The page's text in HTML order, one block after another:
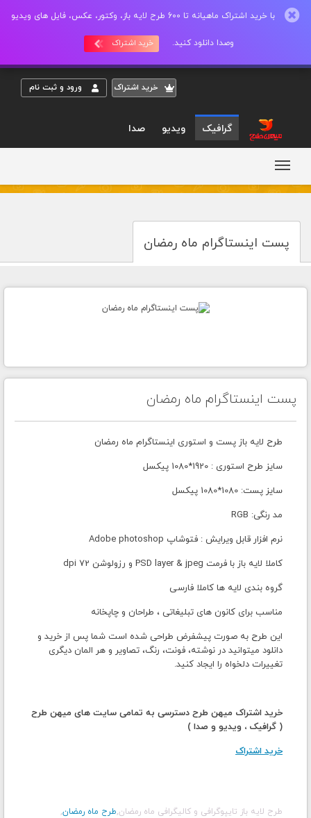
با خرید اشتراک ماهیانه تا 600 طرح لایه باز، وکتور، عکس، فایل های ویدیو
وصدا دانلود کنید. خرید اشتراک
خريد اشتراک ورود و ثبت نام
گرافیک ویدیو صدا
پست اینستاگرام ماه رمضان
پست اینستاگرام ماه رمضان
طرح لایه باز پست و استوری اینستاگرام ماه رمضان
سایز طرح استوری : 1920*1080 پیکسل
سایز پست: 1080*1080 پیکسل
مد رنگی: RGB
نرم افزار قابل ویرایش : فتوشاپ Adobe photoshop
کاملا لایه باز با فرمت PSD layer & jpeg و رزولوشن 72 dpi
گروه بندی لایه ها کاملا فارسی
مناسب برای کانون های تبلیغاتی ، طراحان و چاپخانه
این طرح به صورت پیشفرض طراحی شده است شما پس از خرید و
دانلود میتوانید در نوشته، فونت، رنگ، تصاویر و هر المان دیگری
تغییرات دلخواه را ایجاد کنید.
خرید اشتراک میهن طرح دسترسی به تمامی سایت های میهن طرح
( گرافیک ، ویدیو و صدا )
خرید اشتراک
طرح لایه باز تایپوگرافی و کالیگرافی ماه رمضان,طرح ماه رمضان,